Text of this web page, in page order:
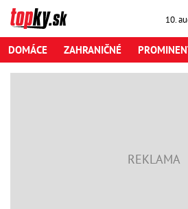
10.
DOMÁCE ZAHRANIČNÉ